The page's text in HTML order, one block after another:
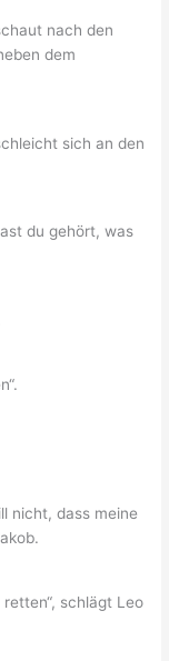
nach den
dem
sich an den
du gehört, was
nicht, dass meine
schlägt Leo